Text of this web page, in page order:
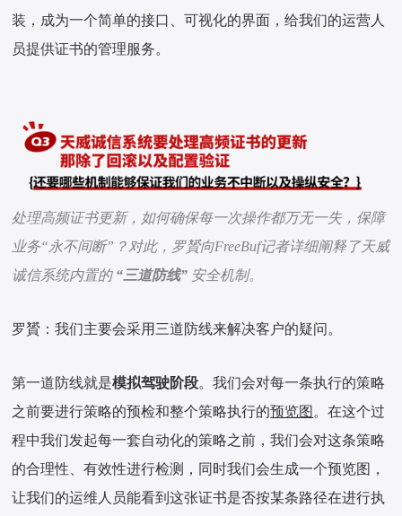
装，成为一个简单的接口、可视化的界面，给我们的运营人
员提供证书的管理服务。
处理高频证书更新，如何确保每一次操作都万无一失，保障
业务“永不间断”？对此，罗贇向FreeBuf记者详细阐释了天威
诚信系统内置的 “三道防线” 安全机制。
罗贇：我们主要会采用三道防线来解决客户的疑问。
第一道防线就是模拟驾驶阶段。我们会对每一条执行的策略
之前要进行策略的预检和整个策略执行的预览图 。在这个过
程中我们发起每一套自动化的策略之前，我们会对这条策略
的合理性、有效性进行检测，同时我们会生成一个预览图，
让我们的运维人员能看到这张证书是否按某条路径在进行执